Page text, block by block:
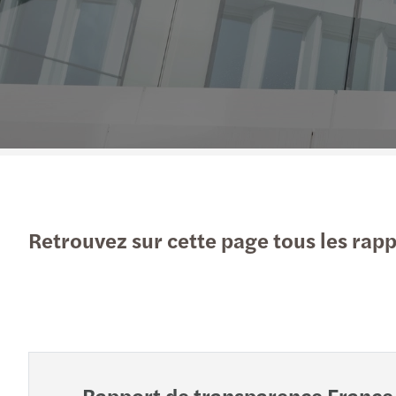
En savoir plus
Retrouvez sur cette page tous les